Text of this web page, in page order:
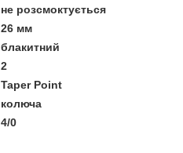
не розсмоктується
26 мм
блакитний
2
Taper Point
колюча
4/0